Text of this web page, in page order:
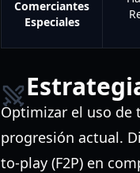
Comerciantes
Especiales
Optimizar el uso de
progresión actual.
to-play (F2P) en